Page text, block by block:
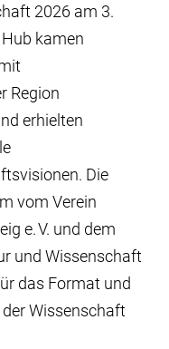
2026 am 3.
kamen
Region
erhielten
Die
vom Verein
e. V. und dem
und Wissenschaft
das Format und
Wissenschaft